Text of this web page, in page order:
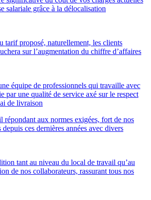
salariale grâce à la délocalisation
tarif proposé, naturellement, les clients
sur l’augmentation du chiffre d’affaires
équipe de professionnels qui travaille avec
par une qualité de service axé sur le respect
de livraison
répondant aux normes exigées, fort de nos
depuis ces dernières années avec divers
tant au niveau du local de travail qu’au
de nos collaborateurs, rassurant tous nos